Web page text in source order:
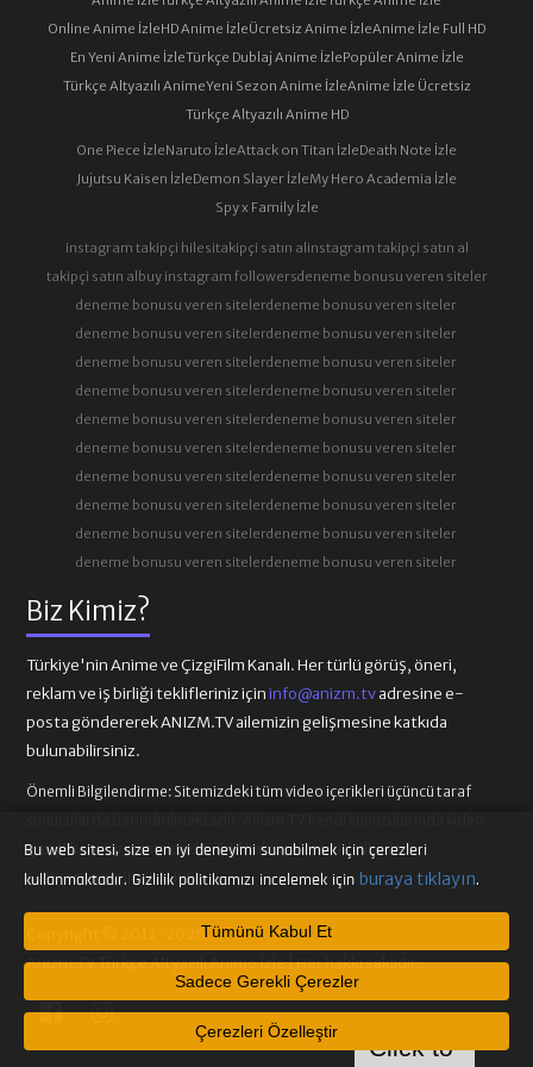
73. BÖLÜM 74. BÖLÜM
75. BÖLÜM 76. BÖLÜM
79. BÖLÜM 80. BÖLÜM
81. BÖLÜM 82. BÖLÜM
83. BÖLÜM 84. BÖLÜM
85. BÖLÜM 86. BÖLÜM
87. BÖLÜM 88. BÖLÜM
89. BÖLÜM
93. BÖLÜM 94. BÖLÜM
95. BÖLÜM 96. BÖLÜM
Biz Kimiz?
Türkiye'nin Anime ve ÇizgiFilm Kanalı. Her türlü görüş, öneri,
reklam ve iş birliği teklifleriniz içininfo@anizm.tvadresine e-
posta göndererek ANIZM.TV ailemizin gelişmesine katkıda
bulunabilirsiniz.
Önemli Bilgilendirme: Sitemizdeki tüm video içerikleri üçüncü taraf
içeriği barındırmamaktadır. Telif hakkı talepleri ilgili video
sağlayıcılarına iletilmelidir.
Copyright © 2013-2026
Anizm.TV Türkçe Altyazılı Anime İzle | Her hakkı saklıdır.
Online Anime İzleHD Anime İzleÜcretsiz Anime İzleAnime İzle Full HD
En Yeni Anime İzleTürkçe Dublaj Anime İzlePopüler Anime İzle
Türkçe Altyazılı AnimeYeni Sezon Anime İzleAnime İzle Ücretsiz
Türkçe Altyazılı Anime HD
One Piece İzleNaruto İzleAttack on Titan İzleDeath Note İzle
Jujutsu Kaisen İzleDemon Slayer İzleMy Hero Academia İzle
Spy x Family İzle
instagram takipçi hilesitakipçi satın alinstagram takipçi satın al
takipçi satın albuy instagram followersdeneme bonusu veren siteler
deneme bonusu veren sitelerdeneme bonusu veren siteler
deneme bonusu veren sitelerdeneme bonusu veren siteler
deneme bonusu veren sitelerdeneme bonusu veren siteler
deneme bonusu veren sitelerdeneme bonusu veren siteler
deneme bonusu veren sitelerdeneme bonusu veren siteler
deneme bonusu veren sitelerdeneme bonusu veren siteler
deneme bonusu veren sitelerdeneme bonusu veren siteler
deneme bonusu veren sitelerdeneme bonusu veren siteler
deneme bonusu veren sitelerdeneme bonusu veren siteler
deneme bonusu veren sitelerdeneme bonusu veren siteler
Bu web sitesi, size en iyi deneyimi sunabilmek için çerezleri
kullanmaktadır. Gizlilik politikamızı incelemek için buraya tıklayın.
Tümünü Kabul Et
Sadece Gerekli Çerezler
Çerezleri Özelleştir